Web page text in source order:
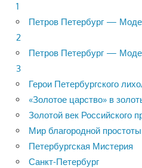
1
Петров Петербург —
2
Петров Петербург —
3
Герои Петербургского
«Золотое царство» в
Золотой век Российского
Мир благородной
Петербургская Мистерия
Санкт-Петербург